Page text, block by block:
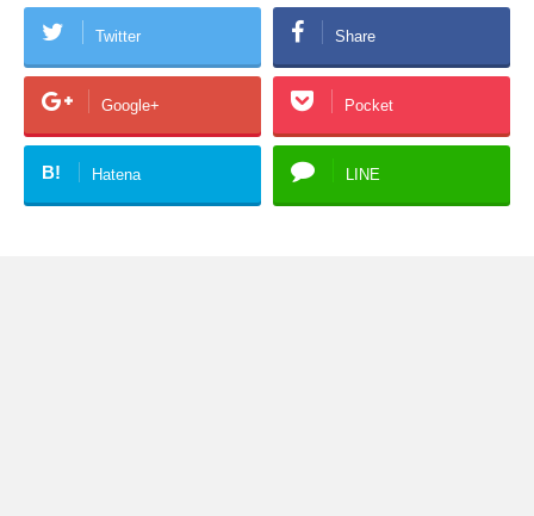
Twitter Share
Google+ Pocket
B! Hatena LINE